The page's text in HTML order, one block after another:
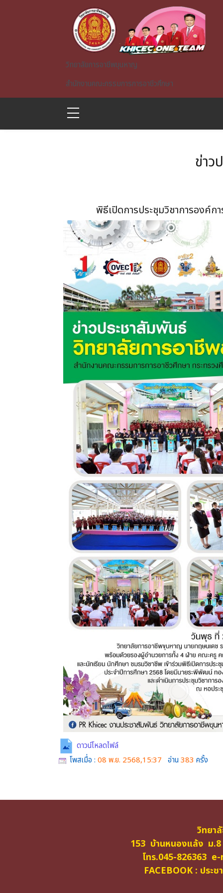
วิทยาลัยการอาชีพขุนหาญ
สำนักงานคณะกรรมการการอาชีวศึกษา
ข่าว
พิธีเปิดการประชุมวิชาการองค์ก
ดาวน์โหลดไฟล์
โพสเมื่อ : 08 พ.ย. 2568,15:37 อ่าน 383 ครั้ง
วิทยา
153 บ้านหนองแล้ง ม
โทร.045-826363
FACEBOOK : ประ